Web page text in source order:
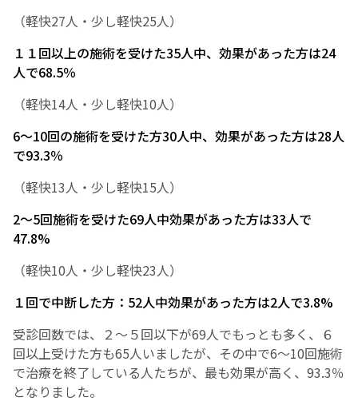
（軽快27人・少し軽快25人）
１１回以上の施術を受けた35人中、効果があった方は24
人で68.5％
（軽快14人・少し軽快10人）
6～10回の施術を受けた方30人中、効果があった方は28人
で93.3％
（軽快13人・少し軽快15人）
2～5回施術を受けた69人中効果があった方は33人で
47.8%
（軽快10人・少し軽快23人）
１回で中断した方：52人中効果があった方は2人で3.8%
受診回数では、２～５回以下が69人でもっとも多く、６
回以上受けた方も65人いましたが、その中で6～10回施術
で治療を終了している人たちが、最も効果が高く、93.3％
となりました。